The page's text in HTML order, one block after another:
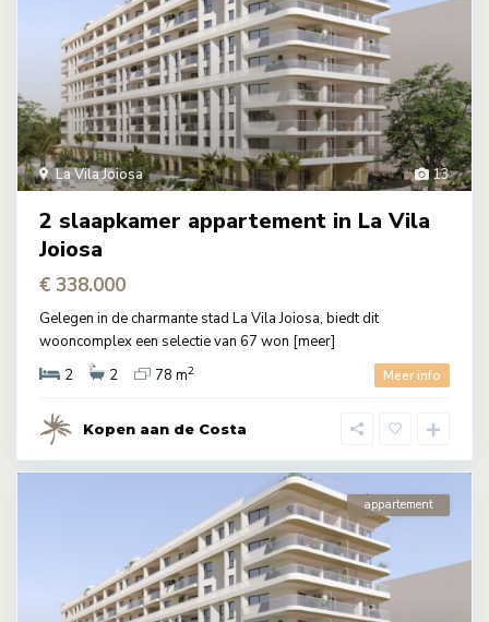
13
La Vila Joiosa
2 slaapkamer appartement in La Vila
Joiosa
€ 338.000
Gelegen in de charmante stad La Vila Joiosa, biedt dit
wooncomplex een selectie van 67 won [meer]
2
2 78 m2 Meer info
Kopen aan de Costa
appartement